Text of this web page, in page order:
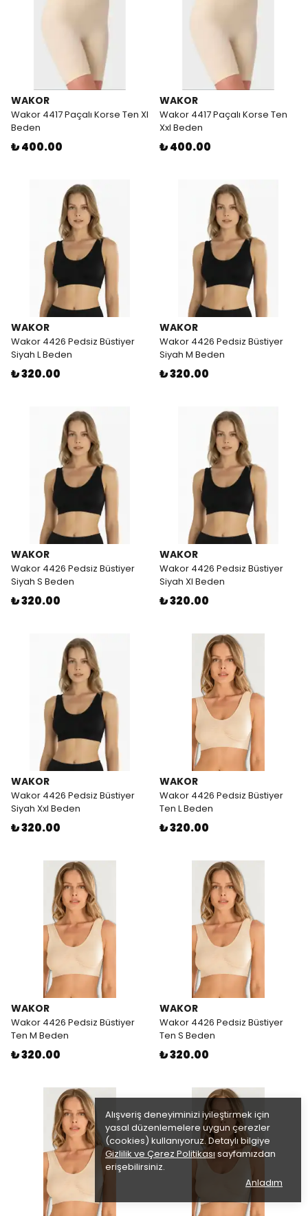
Alışveriş deneyiminizi iyileştirmek için
yasal düzenlemelere uygun çerezler
(cookies) kullanıyoruz. Detaylı bilgiye
Gizlilik ve Çerez Politikası sayfamızdan
erişebilirsiniz.
Anladım
WAKOR
Wakor 4417 Paçalı Korse Ten Xl
Beden
₺ 400.00
WAKOR
Wakor 4417 Paçalı Korse Ten
Xxl Beden
₺ 400.00
WAKOR
Wakor 4426 Pedsiz Büstiyer
Siyah L Beden
₺ 320.00
WAKOR
Wakor 4426 Pedsiz Büstiyer
Siyah M Beden
₺ 320.00
WAKOR
Wakor 4426 Pedsiz Büstiyer
Siyah S Beden
₺ 320.00
WAKOR
Wakor 4426 Pedsiz Büstiyer
Siyah Xl Beden
₺ 320.00
WAKOR
Wakor 4426 Pedsiz Büstiyer
Siyah Xxl Beden
₺ 320.00
WAKOR
Wakor 4426 Pedsiz Büstiyer
Ten L Beden
₺ 320.00
WAKOR
Wakor 4426 Pedsiz Büstiyer
Ten M Beden
₺ 320.00
WAKOR
Wakor 4426 Pedsiz Büstiyer
Ten S Beden
₺ 320.00